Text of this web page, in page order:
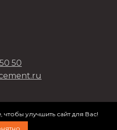
50
улучшить сайт для Вас!